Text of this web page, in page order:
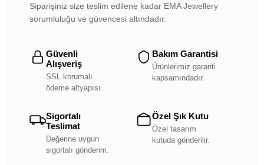
Siparişiniz size teslim edilene kadar EMA Jewellery
sorumluluğu ve güvencesi altındadır.
Güvenli
Alışveriş
SSL korumalı
ödeme altyapısı.
Bakım Garantisi
Ürünlerimiz garanti
kapsamındadır.
Sigortalı
Teslimat
Değerine uygun
sigortalı gönderim.
Özel Şık Kutu
Özel tasarım
kutuda gönderilir.